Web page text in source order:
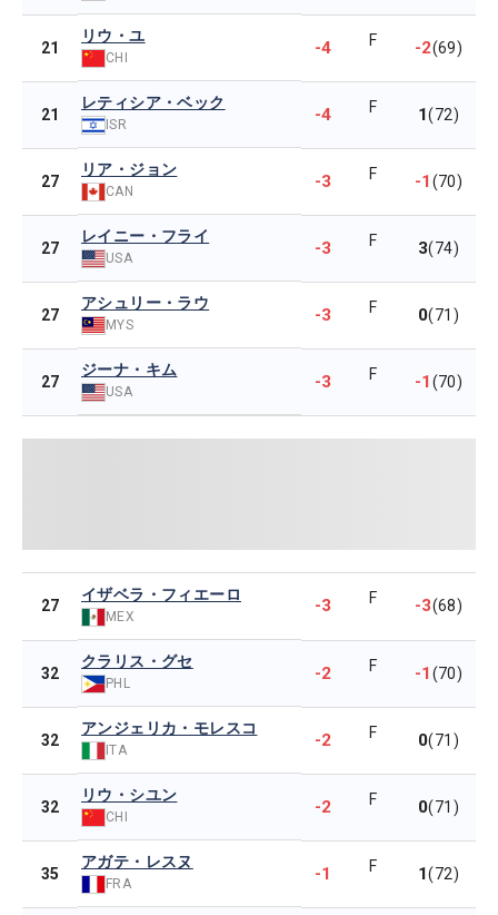
21
リウ・ユ
CHI -4 F -2(69)
21
レティシア・ベック
ISR -4 F 1(72)
27
リア・ジョン
CAN -3 F -1(70)
27
レイニー・フライ
USA -3 F 3(74)
27
アシュリー・ラウ
MYS -3 F 0(71)
27
ジーナ・キム
USA -3 F -1(70)
27
イザベラ・フィエーロ
MEX
-3 F -3(68)
32
クラリス・グセ
PHL -2 F -1(70)
32
アンジェリカ・モレスコ
ITA -2 F 0(71)
32
リウ・シユン
CHI -2 F 0(71)
35
アガテ・レスヌ
FRA -1 F 1(72)